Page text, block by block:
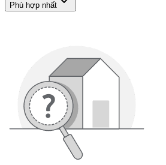
Phù hợp nhất